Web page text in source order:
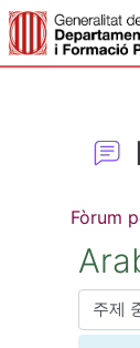
메인 콘텐츠로 건
Fòrum
표시